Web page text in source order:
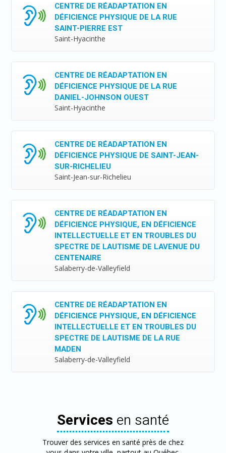
CENTRE DE RÉADAPTATION EN
DÉFICIENCE PHYSIQUE DE LA RUE
SAINT-PIERRE EST
Saint-Hyacinthe
CENTRE DE RÉADAPTATION EN
DÉFICIENCE PHYSIQUE DE LA RUE
DANIEL-JOHNSON OUEST
Saint-Hyacinthe
CENTRE DE RÉADAPTATION EN
DÉFICIENCE PHYSIQUE DE SAINT-JEAN-
SUR-RICHELIEU
Saint-Jean-sur-Richelieu
CENTRE DE RÉADAPTATION EN
DÉFICIENCE PHYSIQUE, EN DÉFICIENCE
INTELLECTUELLE ET EN TROUBLES DU
SPECTRE DE LAUTISME DE LAVENUE DU
CENTENAIRE
Salaberry-de-Valleyfield
CENTRE DE RÉADAPTATION EN
DÉFICIENCE PHYSIQUE, EN DÉFICIENCE
INTELLECTUELLE ET EN TROUBLES DU
SPECTRE DE LAUTISME DE LA RUE
MADEN
Salaberry-de-Valleyfield
Services en santé
Trouver des services en santé près de chez